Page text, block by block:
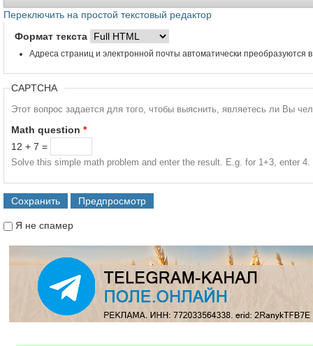
Переключить на простой текстовый редактор
Формат текста
Адреса страниц и электронной почты автоматически преобразуются
CAPTCHA
Этот вопрос задается для того, чтобы выяснить, являетесь ли Вы
Math question *
12 + 7 =
Solve this simple math problem and enter the result. E.g. for 1+3, enter 4.
Я не спамер